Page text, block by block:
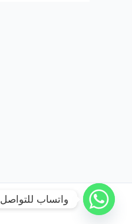
واتساب للتواصل